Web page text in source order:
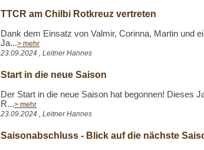
TTCR am Chilbi Rotkreuz vertreten
Dank dem Einsatz von Valmir, Corinna, Martin und
Ja...> mehr
23.09.2024 , Leitner Hannes
Start in die neue Saison
Der Start in die neue Saison hat begonnen! Dieses
R...> mehr
23.09.2024 , Leitner Hannes
Saisonabschluss - Blick auf die nächste